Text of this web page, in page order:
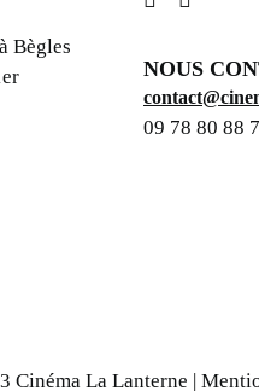
Bègles
NOUS
09 78 80 88
Cinéma La Lanterne |